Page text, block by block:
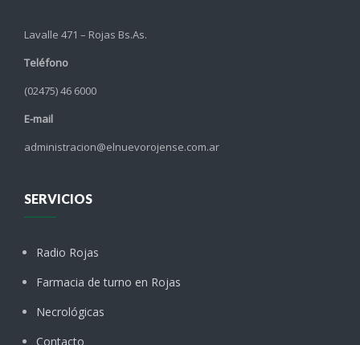
Lavalle 471 – Rojas Bs.As.
Teléfono
(02475) 46 6000
E-mail
administracion@elnuevorojense.com.ar
SERVICIOS
Radio Rojas
Farmacia de turno en Rojas
Necrológicas
Contacto